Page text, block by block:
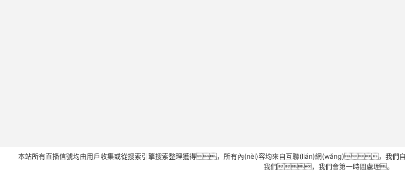
本站所有直播信號均由用戶收集或從搜索引擎搜索整理獲得，所有內(nèi)容均來自互聯(lián)網(wǎng)，我們
我們，我們會第一時間處理。